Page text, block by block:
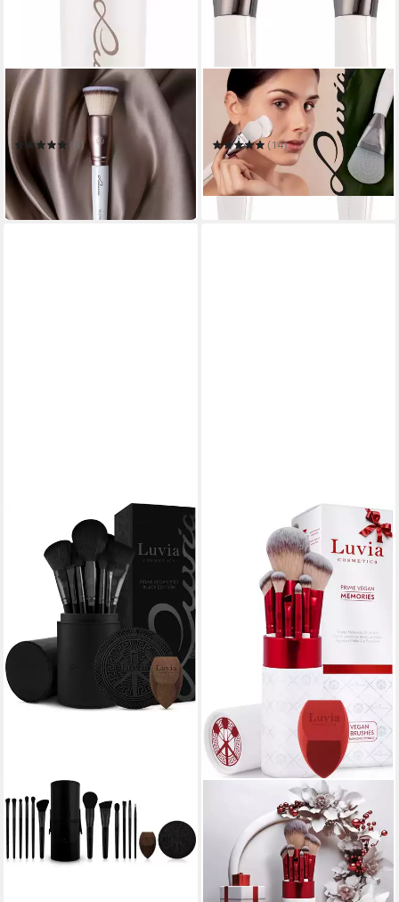
LUVIA COSMETICS
Foundationpinsel PRIME
BUFFER
(3)
14,99 €
in 6-8 Werktagen bei dir
LUVIA COSMETICS
Maskenpinsel DUO MASK
BRUSH
(14)
7,99 € UVP8,90 €
-10%